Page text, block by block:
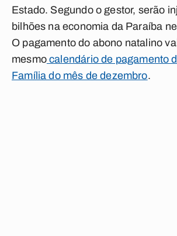
Estado. Segundo o gestor, serão
bilhões na economia da Paraíba
O pagamento do abono natalino
mesmocalendário de pagamento
Família do mês de dezembro.